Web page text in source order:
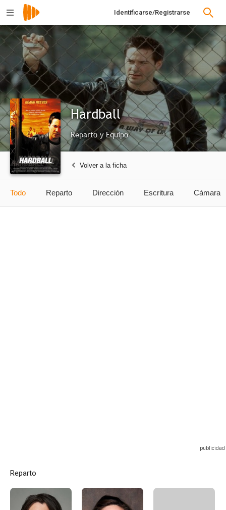
Identificarse/Registrarse
Hardball
Reparto y Equipo
Volver a la ficha
Todo Reparto Dirección Escritura Cámara
Reparto